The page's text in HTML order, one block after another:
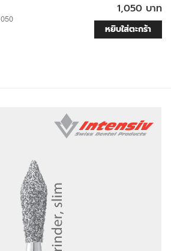
1,050 บาท
หยิบใส่ตะกร้า